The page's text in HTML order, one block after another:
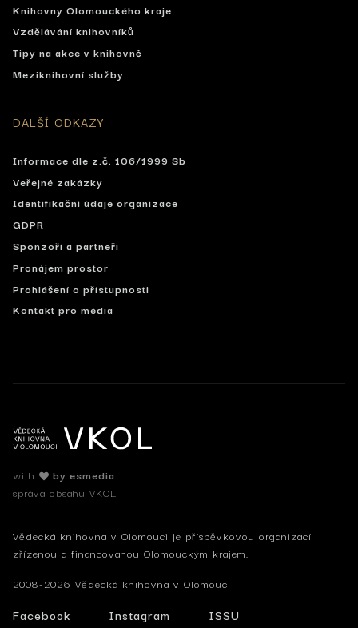
Knihovny Olomouckého kraje
Vzdělávání knihovníků
Tipy na akce v knihovně
Meziknihovní služby
DALŠÍ ODKAZY
Informace dle z.č. 106/1999 Sb
Veřejné zakázky
Identifikační údaje organizace
GDPR
Sponzoři a partneři
Pronájem prostor
Prohlášení o přístupnosti
Kontakt pro média
with
by esmedia
správa obsahu VKOL
Vědecká knihovna v Olomouci je příspěvkovou organizací
zřízenou a financovanou Olomouckým krajem.
2008-2026 Vědecká knihovna v Olomouci
Facebook Instagram ISSU